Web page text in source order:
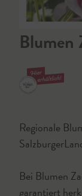
Blumen
Regionale
Bei Blumen
garantiert